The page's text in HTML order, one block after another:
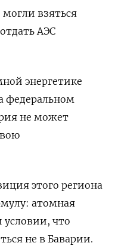
взяться
АЭС
энергетике
федеральном
не может
этого региона
атомная
условии, что
не в Баварии.